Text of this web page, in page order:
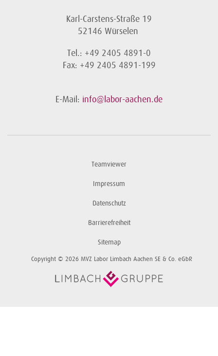
Karl-Carstens-Straße 19
52146 Würselen
Tel.: +49 2405 4891-0
Fax: +49 2405 4891-199
E-Mail: info@labor-aachen.de
Teamviewer
Impressum
Datenschutz
Barrierefreiheit
Sitemap
Copyright © 2026 MVZ Labor Limbach Aachen SE & Co. eGbR